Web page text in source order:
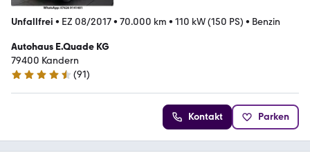
Unfallfrei • EZ 08/2017• 70.000 km • 110 kW (150 PS) • Benzin
Autohaus E.Quade KG
79400 Kandern
4.7 Sterne
(91)
Kontakt Parken